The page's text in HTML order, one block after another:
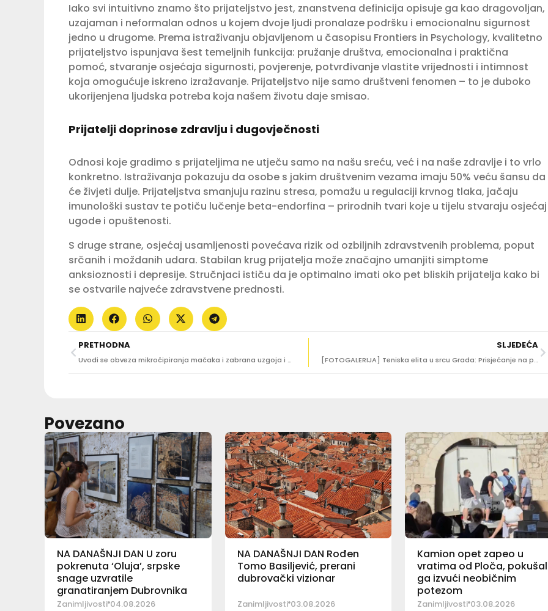
Iako svi intuitivno znamo što prijateljstvo jest, znanstvena definicija opisuje ga kao dragovoljan,
uzajaman i neformalan odnos u kojem dvoje ljudi pronalaze podršku i emocionalnu sigurnost
jedno u drugome. Prema istraživanju objavljenom u časopisu Frontiers in Psychology, kvalitetno
prijateljstvo ispunjava šest temeljnih funkcija: pružanje društva, emocionalna i praktična
pomoć, stvaranje osjećaja sigurnosti, povjerenje, potvrđivanje vlastite vrijednosti i intimnost
koja omogućuje iskreno izražavanje. Prijateljstvo nije samo društveni fenomen – to je duboko
ukorijenjena ljudska potreba koja našem životu daje smisao.
Prijatelji doprinose zdravlju i dugovječnosti
Odnosi koje gradimo s prijateljima ne utječu samo na našu sreću, već i na naše zdravlje i to vrlo
konkretno. Istraživanja pokazuju da osobe s jakim društvenim vezama imaju 50% veću šansu da
će živjeti dulje. Prijateljstva smanjuju razinu stresa, pomažu u regulaciji krvnog tlaka, jačaju
imunološki sustav te potiču lučenje beta-endorfina – prirodnih tvari koje u tijelu stvaraju osjećaj
ugode i opuštenosti.
S druge strane, osjećaj usamljenosti povećava rizik od ozbiljnih zdravstvenih problema, poput
srčanih i moždanih udara. Stabilan krug prijatelja može značajno umanjiti simptome
anksioznosti i depresije. Stručnjaci ističu da je optimalno imati oko pet bliskih prijatelja kako bi
se ostvarile najveće zdravstvene prednosti.
PRETHODNA
Uvodi se obveza mikročipiranja mačaka i zabrana uzgoja i držanja opasnih vrsta životinja
SLJEDEĆA
[FOTOGALERIJA] Teniska elita u srcu Grada: Prisjećanje na povijesni meč
Povezano
NA DANAŠNJI DAN U zoru
pokrenuta ‘Oluja’, srpske
snage uzvratile
granatiranjem Dubrovnika
Zanimljivosti 04.08.2026
NA DANAŠNJI DAN Rođen
Tomo Basiljević, prerani
dubrovački vizionar
Zanimljivosti 03.08.2026
Kamion opet zapeo u
vratima od Ploča,
ga izvući neobičnim
potezom
Zanimljivosti 03.08.2026